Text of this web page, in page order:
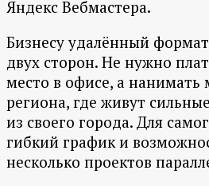
Яндекс Вебмастера.
Бизнесу удалённый
двух сторон. Не нужно
место в офисе, а
региона, где живут
из своего города. Для
гибкий график и
несколько проектов